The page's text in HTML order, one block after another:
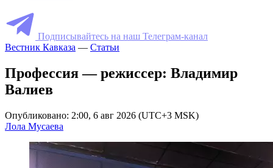
Подписывайтесь на наш Телеграм-канал
Вестник Кавказа — Статьи
Профессия — режиссер: Владимир
Валиев
Опубликовано: 2:00, 6 авг 2026 (UTC+3 MSK)
Лола Мусаева